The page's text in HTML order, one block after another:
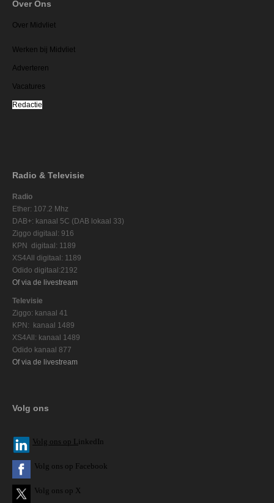
Over Ons
Over Midvliet
Werken bij Midvliet
Adverteren
Vacatures
Redactie
Radio & Televisie
Radio
Ether: 107.2 Mhz
DAB+: kanaal 5C (DAB lokaal 33)
Ziggo digitaal: 916
KPN digitaal: 1189
XS4All digitaal: 1189
Odido digitaal:2192
Of via de livestream
Televisie
Ziggo: kanaal 41
KPN: kanaal 1489
XS4All: kanaal 1489
Odido kanaal 877
Of via de livestream
Volg ons
Volg ons op L inkedIn
Volg ons op Facebook
Volg ons op X